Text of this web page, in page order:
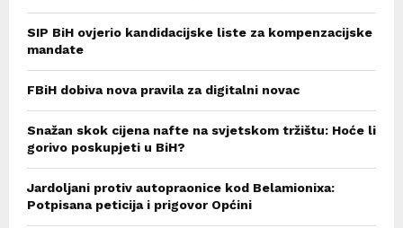
SIP BiH ovjerio kandidacijske liste za kompenzacijske
mandate
FBiH dobiva nova pravila za digitalni novac
Snažan skok cijena nafte na svjetskom tržištu: Hoće li
gorivo poskupjeti u BiH?
Jardoljani protiv autopraonice kod Belamionixa:
Potpisana peticija i prigovor Općini